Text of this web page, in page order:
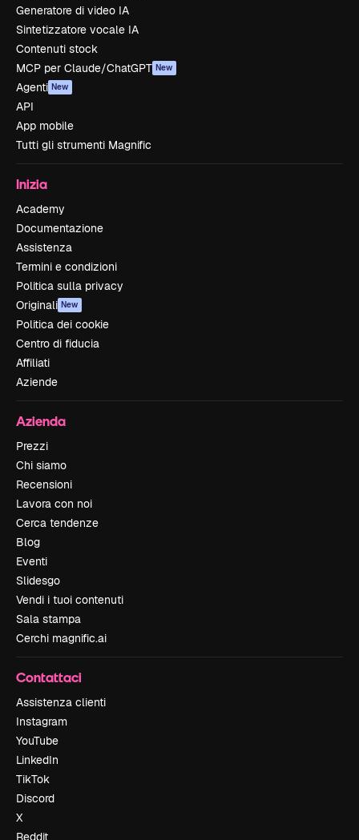
Generatore di video IA
Sintetizzatore vocale IA
Contenuti stock
MCP per Claude/ChatGPT New
Agenti New
API
App mobile
Tutti gli strumenti Magnific
Inizia
Academy
Documentazione
Assistenza
Termini e condizioni
Politica sulla privacy
Originali New
Politica dei cookie
Centro di fiducia
Affiliati
Aziende
Azienda
Prezzi
Chi siamo
Recensioni
Lavora con noi
Cerca tendenze
Blog
Eventi
Slidesgo
Vendi i tuoi contenuti
Sala stampa
Cerchi magnific.ai
Contattaci
Assistenza clienti
Instagram
YouTube
LinkedIn
TikTok
Discord
X
Reddit